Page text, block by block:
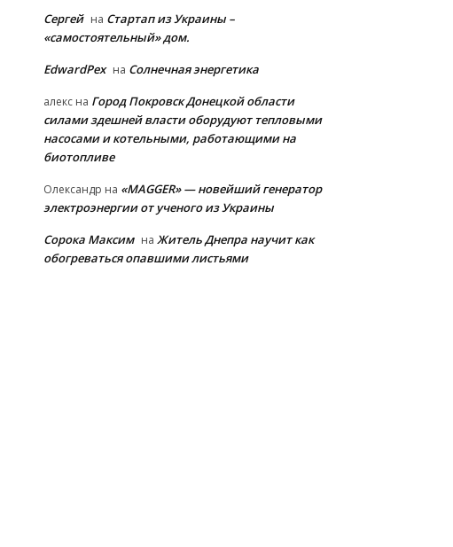
Сергей на Стартап из Украины –
«самостоятельный» дом.
EdwardPex на Солнечная энергетика
алекс на Город Покровск Донецкой области
силами здешней власти оборудуют тепловыми
насосами и котельными, работающими на
биотопливе
Олександр на «MAGGER» — новейший генератор
электроэнергии от ученого из Украины
Сорока Максим на Житель Днепра научит как
обогреваться опавшими листьями